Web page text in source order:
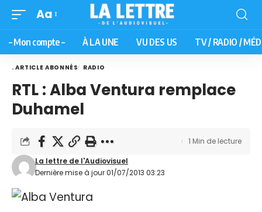
Aa
– Mon compte – À LA UNE VU DES US TV / RADIO /
. ARTICLE ABONNÉS RADIO
RTL : Alba Ventura remplace
Duhamel
Dernière mise à jour 01/07/2013 03:23
La lettre de l'Audiovisuel
1 Min de lecture